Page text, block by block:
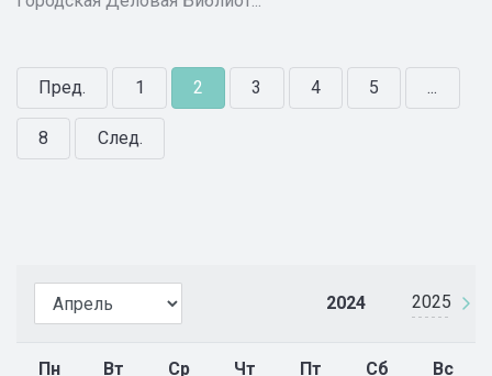
2024 2025
Пн Вт Ср Чт Пт Сб Вс
Пред. 1 2 3 4 5 ...
8 След.